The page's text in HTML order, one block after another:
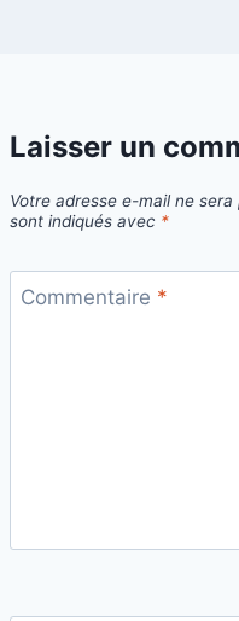
Laisser un
Votre adresse e-mail ne sera
sont indiqués avec *
Commentaire *